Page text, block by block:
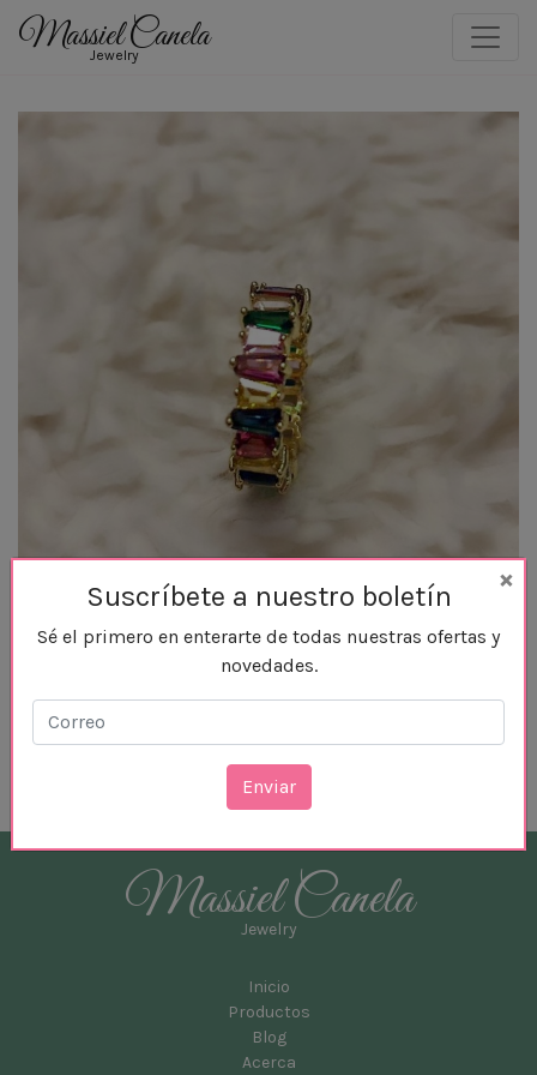
Massiel Canela
Jewelry
Anillo Colorín
Oro y Zirconias
Massiel Canela
Jewelry
Inicio
Productos
Blog
Acerca
×
Suscríbete a nuestro boletín
Sé el primero en enterarte de todas nuestras ofertas y
novedades.